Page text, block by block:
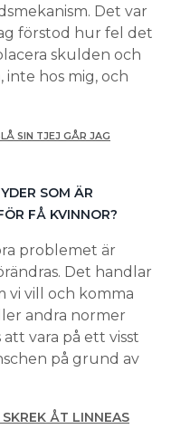
Det var
förstod hur fel det
skulden och
hos mig, och
SIN TJEJ GÅR JAG
SOM ÄR
FÅ KVINNOR?
problemet är
Det handlar
vi vill och komma
andra normer
att vara på ett visst
på grund av
ÅT LINNEAS